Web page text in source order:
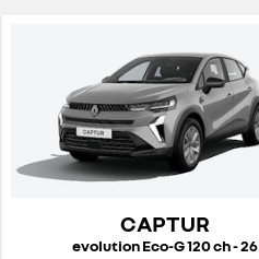
CAPTUR
evolution Eco-G 120 ch - 26